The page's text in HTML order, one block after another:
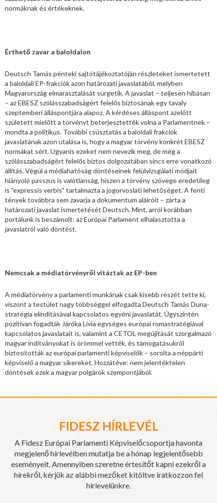
normáknak és értékeknek.
Érthető zavar a baloldalon
Deutsch Tamás pénteki sajtótájékoztatóján részleteket ismertetett
a baloldali EP-frakciók azon határozati javaslatából, melyben
Magyarország elmarasztalását sürgetik. A javaslat – teljesen hibásan
– az EBESZ szólásszabadságért felelős biztosának egy tavaly
szeptemberi álláspontjára alapoz. A kérdéses álláspont azelőtt
született mielőtt a törvényt beterjesztették volna a Parlamentnek –
mondta a politikus. További csúsztatás a baloldali frakciók
javaslatának azon utalása is, hogy a magyar törvény konkrét EBESZ
normákat sért. Ugyanis ezeket nem nevezik meg, de még a
szólásszabadságért felelős biztos dolgozatában sincs erre vonatkozó
állítás. Végül a médiahatóság döntéseinek felülvizsgálati módjait
hiányoló passzus is valótlanság, hiszen a törvény szövege eredetileg
is "expressis verbis" tartalmazta a jogorvoslati lehetőséget. A fenti
tények továbbra sem zavarja a dokumentum aláíróit – zárta a
határozati javaslat ismertetését Deutsch. Mint, arról korábban
portálunk is beszámolt: az Európai Parlament elhalasztotta a
javaslatról való döntést.
Nemcsak a médiatörvényről vitáztak az EP-ben
A médiatörvény a parlamenti munkának csak kisebb részét tette ki,
viszont a testület nagy többséggel elfogadta Deutsch Tamás Duna-
stratégia elindításával kapcsolatos egyéni javaslatát. Úgyszintén
pozitívan fogadták Járóka Lívia egységes európai romastratégiával
kapcsolatos javaslatait is, valamint a CETOL megújítását szorgalmazó
magyar indítványokat is örömmel vették, és támogatásukról
biztosították az európai parlamenti képviselők – sorolta a néppárti
képviselő a magyar sikereket. Hozzátéve: nem jelentéktelen
döntések ezek a magyar polgárok szempontjából.
FIDESZ HÍRLEVÉL
A Fidesz Európai Parlamenti Képviselőcsoportja havonta
megjelenő hírlevélben mutatja be a hónap legjelentősebb
eseményeit. Amennyiben szeretne értesítőt kapni ezekről a
hírekről, kérjük az alábbi mezőket kitöltve iratkozzon fel
hírlevelünkre.